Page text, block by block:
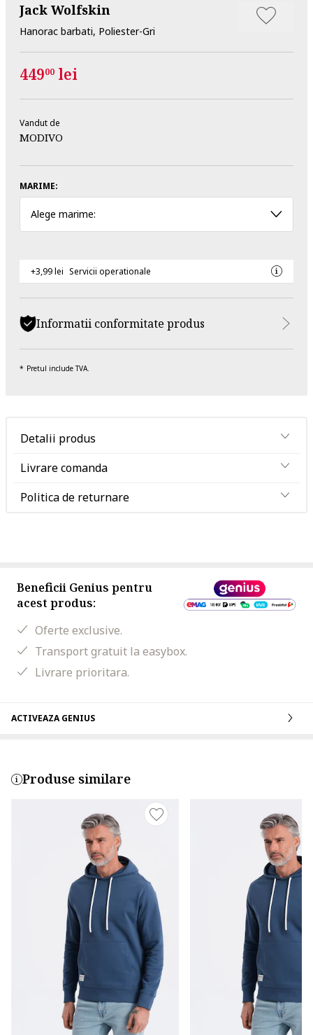
Jack Wolfskin
Hanorac barbati, Poliester-Gri
44900 lei
Vandut de
MODIVO
MARIME:
Alege marime:
+3,99 lei Servicii operationale
Informatii conformitate produs
Pretul include TVA.
Detalii produs
Livrare comanda
Politica de returnare
Beneficii Genius pentru
acest produs:
Oferte exclusive.
Transport gratuit la easybox.
Livrare prioritara.
ACTIVEAZA GENIUS
Produse similare